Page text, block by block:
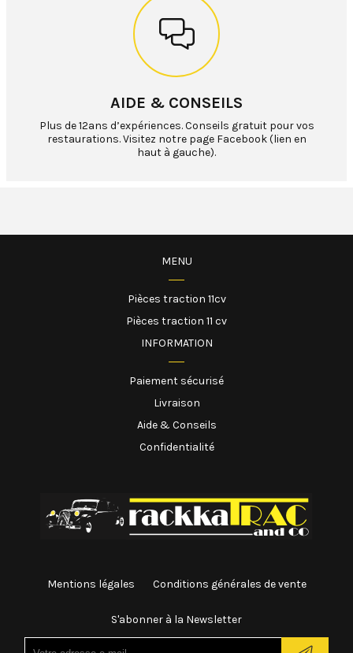
AIDE & CONSEILS
Plus de 12ans d’expériences. Conseils gratuit pour vos
restaurations. Visitez notre page Facebook (lien en
haut à gauche).
MENU
Pièces traction 11cv
Pièces traction 11 cv
INFORMATION
Paiement sécurisé
Livraison
Aide & Conseils
Confidentialité
Mentions légales Conditions générales de vente
S'abonner à la Newsletter